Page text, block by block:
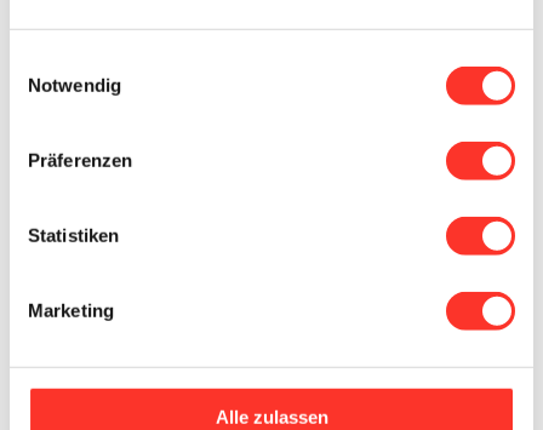
Notwendig
Präferenzen
Statistiken
Marketing
Alle zulassen
Fragen und Antworten
Travailler pour careanesth
Envoyer candidature
Sites
Bahnhofstrasse 73